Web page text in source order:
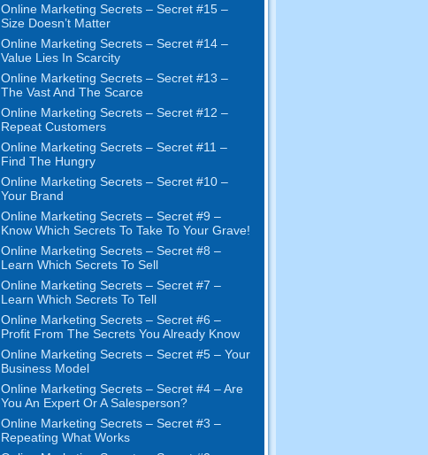
Online Marketing Secrets– Secret#15 –
Size Doesn’t Matter
Online Marketing Secrets– Secret#14 –
Value Lies In Scarcity
Online Marketing Secrets– Secret#13 –
The Vast And The Scarce
Online Marketing Secrets– Secret#12 –
Repeat Customers
Online Marketing Secrets– Secret#11 –
Find The Hungry
Online Marketing Secrets– Secret#10 –
Your Brand
Online Marketing Secrets– Secret#9 –
Know Which Secrets To Take To Your Grave!
Online Marketing Secrets– Secret#8 –
Learn Which Secrets To Sell
Online Marketing Secrets– Secret#7 –
Learn Which Secrets To Tell
Online Marketing Secrets– Secret#6 –
Profit From The Secrets You Already Know
Online Marketing Secrets– Secret#5 – Your
Business Model
Online Marketing Secrets– Secret#4 – Are
You An Expert Or A Salesperson?
Online Marketing Secrets– Secret#3 –
Repeating What Works